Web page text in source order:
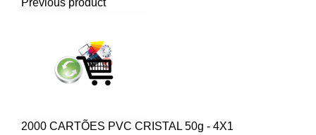
Previous product
2000 CARTÕES PVC CRISTAL 50g - 4X1